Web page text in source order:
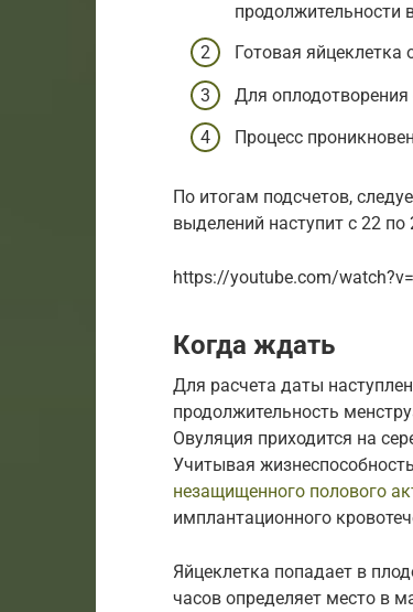
продолжительности
Готовая яйцеклетка
Для оплодотворения
Процесс
По итогам подсчетов,
выделений наступит с 22
https://youtube.com/
Когда ждать
Для расчета даты
продолжительность
Овуляция приходится на
Учитывая
незащищенного полового
имплантационного
Яйцеклетка попадает в
часов определяет место в